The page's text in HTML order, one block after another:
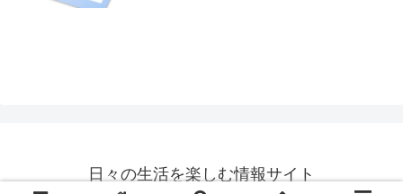
日々の生活を楽しむ情報サイト